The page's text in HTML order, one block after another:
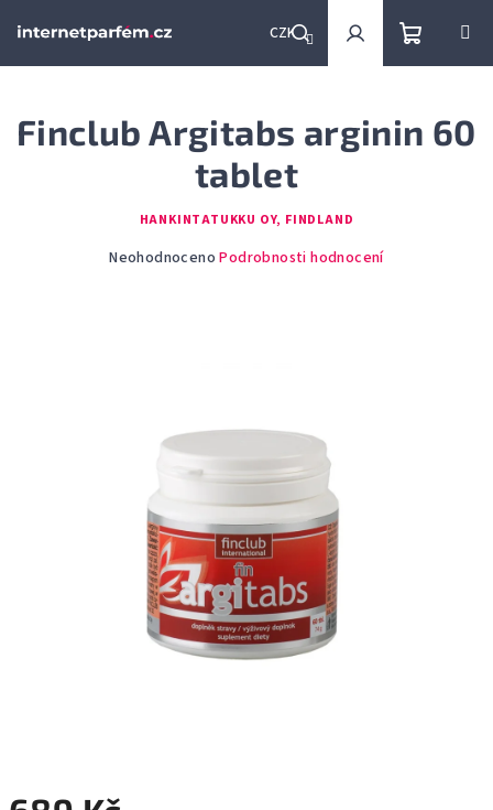
CZK
Hledat PřihlášeníNákupní
košík
Finclub Argitabs arginin 60
tablet
HANKINTATUKKU OY, FINDLAND
Průměrné
Neohodnoceno Podrobnosti hodnocení